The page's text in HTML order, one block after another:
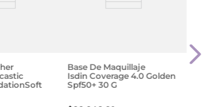
Base De Maquillaje
Isdin Coverage 4.0 Golden
Spf50+ 30 G
$